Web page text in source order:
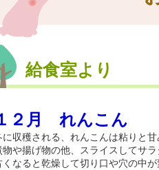
給食室より
２月 れんこん
に収穫される、れんこんは粘りと甘
物や揚げ物の他、スライスしてサラ
くなると乾燥して切り口や穴の中